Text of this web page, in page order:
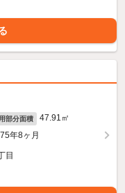
部分面積 47.91㎡
75年8ヶ月
目